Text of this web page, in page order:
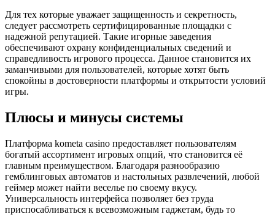
Для тех которые уважает защищенность и секретность,
следует рассмотреть сертифицированные площадки с
надежной репутацией. Такие игорные заведения
обеспечивают охрану конфиденциальных сведений и
справедливость игрового процесса. Данное становится их
заманчивыми для пользователей, которые хотят быть
спокойны в достоверности платформы и открытости условий
игры.
Плюсы и минусы системы
Платформа kometa casino предоставляет пользователям
богатый ассортимент игровых опций, что становится её
главным преимуществом. Благодаря разнообразию
гемблинговых автоматов и настольных развлечений, любой
геймер может найти веселье по своему вкусу.
Универсальность интерфейса позволяет без труда
приспосабливаться к всевозможным гаджетам, будь то